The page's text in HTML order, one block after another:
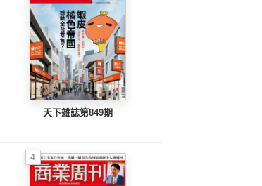
天下雜誌第849期
4